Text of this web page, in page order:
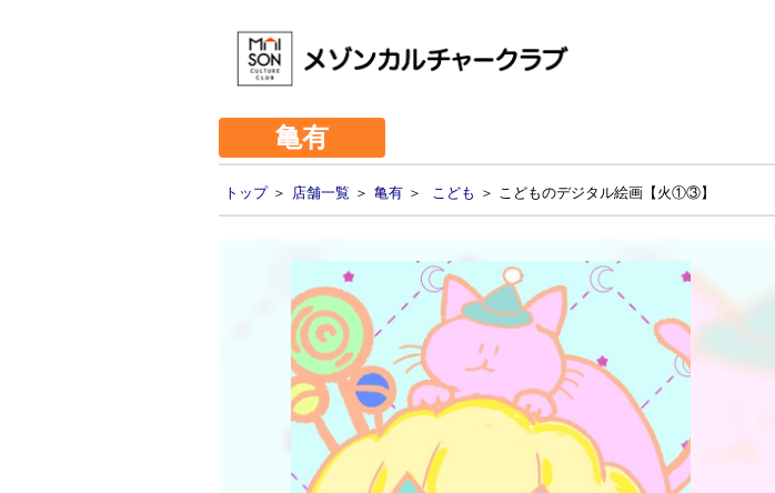
亀有
トップ＞ 店舗一覧 ＞ 亀有 ＞ こども ＞ こどものデジタル絵画【火①③】